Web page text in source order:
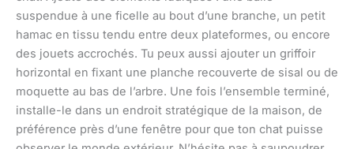
suspendue à une ficelle au bout d’une branche, un petit
hamac en tissu tendu entre deux plateformes, ou encore
des jouets accrochés. Tu peux aussi ajouter un griffoir
horizontal en fixant une planche recouverte de sisal ou de
moquette au bas de l’arbre. Une fois l’ensemble terminé,
installe-le dans un endroit stratégique de la maison, de
préférence près d’une fenêtre pour que ton chat puisse